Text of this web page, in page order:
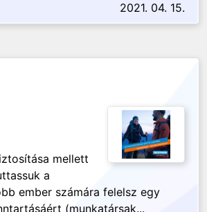
2021. 04. 15.
mellett
a
ember számára felelsz egy
(munkatársak...